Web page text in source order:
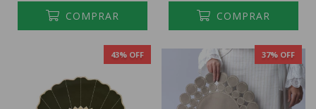
COMPRAR COMPRAR
43% OFF 37% OFF